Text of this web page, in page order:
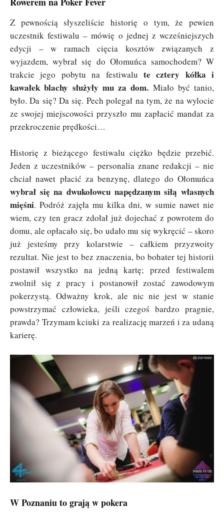
Z pewnością słyszeliście historię o tym, że pewien
uczestnik festiwalu – mówię o jednej z wcześniejszych
edycji – w ramach cięcia kosztów związanych z
wyjazdem, wybrał się do Ołomuńca samochodem? W
trakcie jego pobytu na festiwalu te cztery kółka i
kawałek blachy służyły mu za dom. Miało być tanio,
było. Da się? Da się. Pech polegał na tym, że na wylocie
ze swojej miejscowości przyszło mu zapłacić mandat za
przekroczenie prędkości…
Historię z bieżącego festiwalu ciężko będzie przebić.
Jeden z uczestników – personalia znane redakcji – nie
chciał nawet płacić za benzynę, dlatego do Ołomuńca
wybrał się na dwukołowcu napędzanym siłą własnych
mięśni. Podróż zajęła mu kilka dni, w sumie nawet nie
wiem, czy ten gracz zdołał już dojechać z powrotem do
domu, ale opłacało się, bo udało mu się wykręcić – skoro
już jesteśmy przy kolarstwie – całkiem przyzwoity
rezultat. Nie jest to bez znaczenia, bo bohater tej historii
postawił wszystko na jedną kartę; przed festiwalem
zwolnił się z pracy i postanowił zostać zawodowym
pokerzystą. Odważny krok, ale nic nie jest w stanie
powstrzymać człowieka, jeśli czegoś bardzo pragnie,
prawda? Trzymam kciuki za realizację marzeń i za udaną
karierę.
W Poznaniu to grają w pokera